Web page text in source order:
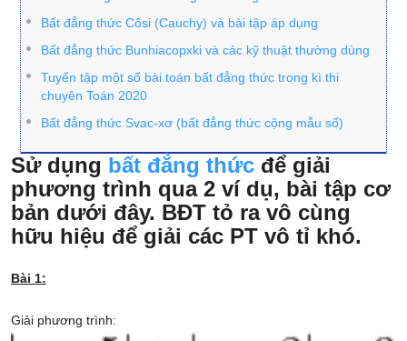
Bất đẳng thức Côsi (Cauchy) và bài tập áp dụng
Bất đẳng thức Bunhiacopxki và các kỹ thuật thường dùng
Tuyển tập một số bài toán bất đẳng thức trong kì thi
chuyên Toán 2020
Bất đẳng thức Svac-xơ (bất đẳng thức cộng mẫu số)
Sử dụng bất đẳng thức để giải
phương trình qua 2 ví dụ, bài tập cơ
bản dưới đây. BĐT tỏ ra vô cùng
hữu hiệu để giải các PT vô tỉ khó.
Bài 1:
Giải phương trình: